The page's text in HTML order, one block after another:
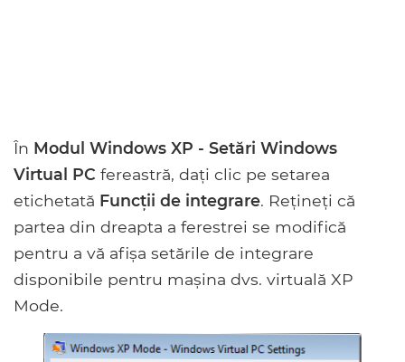
În Modul Windows XP - Setări Windows
Virtual PC fereastră, dați clic pe setarea
etichetată Funcții de integrare. Rețineți că
partea din dreapta a ferestrei se modifică
pentru a vă afișa setările de integrare
disponibile pentru mașina dvs. virtuală XP
Mode.